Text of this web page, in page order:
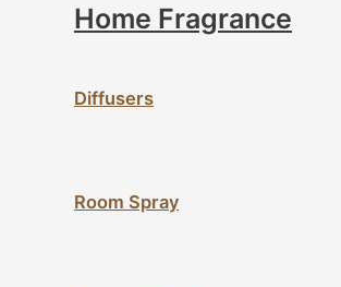
Home Fragrance
Diffusers
Room Spray